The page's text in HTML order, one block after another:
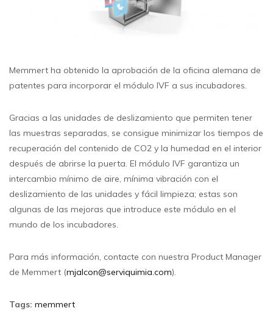
Memmert ha obtenido la aprobación de la oficina alemana de
patentes para incorporar el módulo IVF a sus incubadores.
Gracias a las unidades de deslizamiento que permiten tener
las muestras separadas, se consigue minimizar los tiempos de
recuperación del contenido de CO2 y la humedad en el interior
después de abrirse la puerta. El módulo IVF garantiza un
intercambio mínimo de aire, mínima vibración con el
deslizamiento de las unidades y fácil limpieza; estas son
algunas de las mejoras que introduce este módulo en el
mundo de los incubadores.
Para más información, contacte con nuestra Product Manager
de Memmert (mjalcon@serviquimia.com).
Tags: memmert